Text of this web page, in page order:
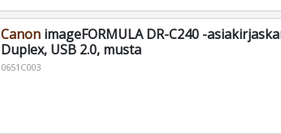
CanonimageFORMULA DR-C240 -
Duplex, USB 2.0, musta
0651C003